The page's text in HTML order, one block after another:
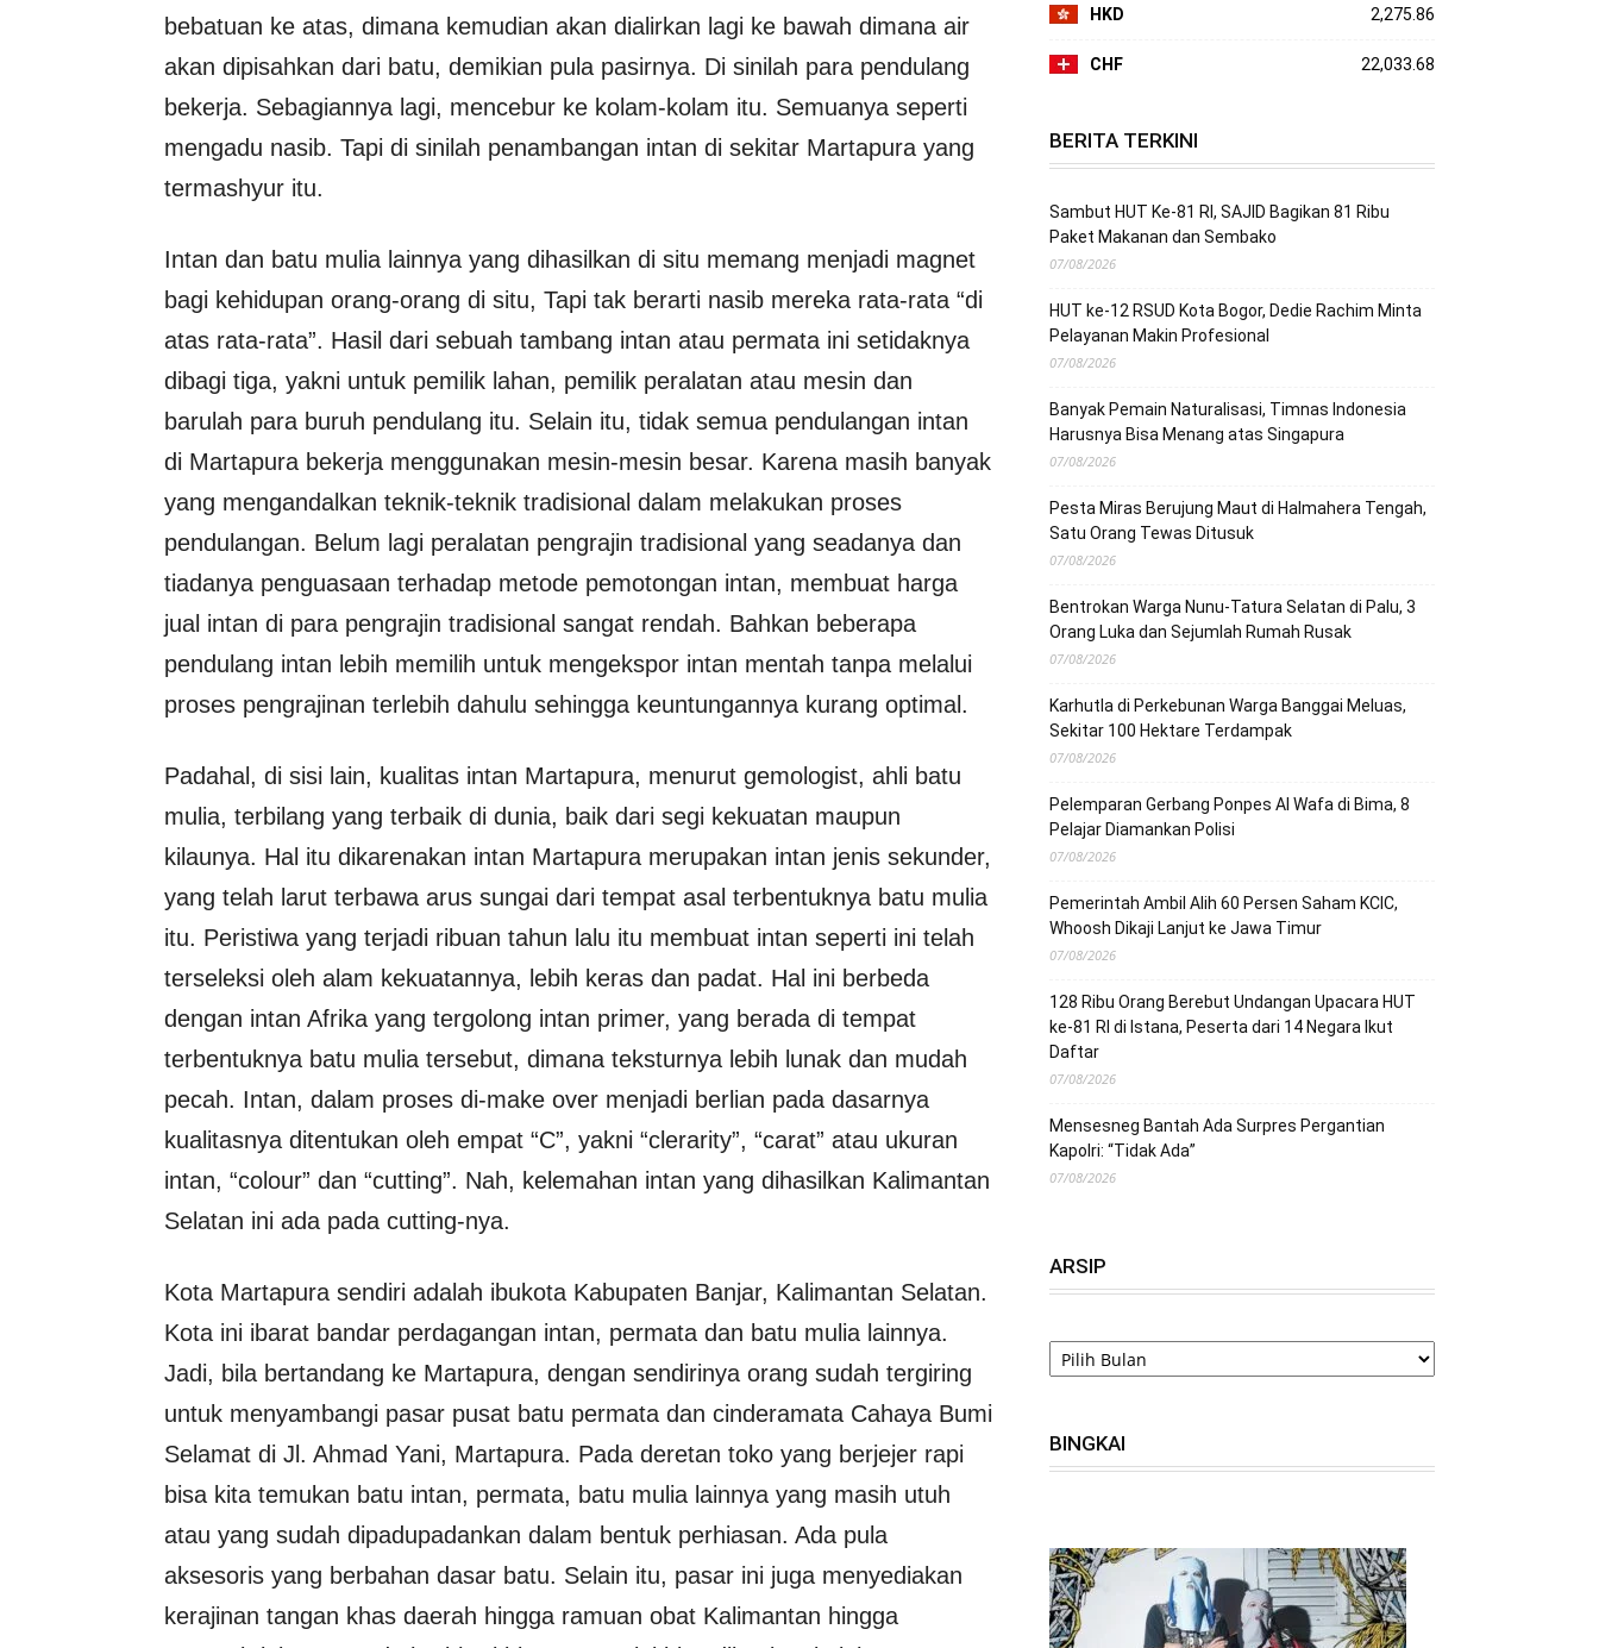
bebatuan ke atas, dimana kemudian akan dialirkan lagi ke bawah dimana air
akan dipisahkan dari batu, demikian pula pasirnya. Di sinilah para pendulang
bekerja. Sebagiannya lagi, mencebur ke kolam-kolam itu. Semuanya seperti
mengadu nasib. Tapi di sinilah penambangan intan di sekitar Martapura yang
termashyur itu.
Intan dan batu mulia lainnya yang dihasilkan di situ memang menjadi magnet
bagi kehidupan orang-orang di situ, Tapi tak berarti nasib mereka rata-rata “di
atas rata-rata”. Hasil dari sebuah tambang intan atau permata ini setidaknya
dibagi tiga, yakni untuk pemilik lahan, pemilik peralatan atau mesin dan
barulah para buruh pendulang itu. Selain itu, tidak semua pendulangan intan
di Martapura bekerja menggunakan mesin-mesin besar. Karena masih banyak
yang mengandalkan teknik-teknik tradisional dalam melakukan proses
pendulangan. Belum lagi peralatan pengrajin tradisional yang seadanya dan
tiadanya penguasaan terhadap metode pemotongan intan, membuat harga
jual intan di para pengrajin tradisional sangat rendah. Bahkan beberapa
pendulang intan lebih memilih untuk mengekspor intan mentah tanpa melalui
proses pengrajinan terlebih dahulu sehingga keuntungannya kurang optimal.
Padahal, di sisi lain, kualitas intan Martapura, menurut gemologist, ahli batu
mulia, terbilang yang terbaik di dunia, baik dari segi kekuatan maupun
kilaunya. Hal itu dikarenakan intan Martapura merupakan intan jenis sekunder,
yang telah larut terbawa arus sungai dari tempat asal terbentuknya batu mulia
itu. Peristiwa yang terjadi ribuan tahun lalu itu membuat intan seperti ini telah
terseleksi oleh alam kekuatannya, lebih keras dan padat. Hal ini berbeda
dengan intan Afrika yang tergolong intan primer, yang berada di tempat
terbentuknya batu mulia tersebut, dimana teksturnya lebih lunak dan mudah
pecah. Intan, dalam proses di-make over menjadi berlian pada dasarnya
kualitasnya ditentukan oleh empat “C”, yakni “clerarity”, “carat” atau ukuran
intan, “colour” dan “cutting”. Nah, kelemahan intan yang dihasilkan Kalimantan
Selatan ini ada pada cutting-nya.
Kota Martapura sendiri adalah ibukota Kabupaten Banjar, Kalimantan Selatan.
Kota ini ibarat bandar perdagangan intan, permata dan batu mulia lainnya.
Jadi, bila bertandang ke Martapura, dengan sendirinya orang sudah tergiring
untuk menyambangi pasar pusat batu permata dan cinderamata Cahaya Bumi
Selamat di Jl. Ahmad Yani, Martapura. Pada deretan toko yang berjejer rapi
bisa kita temukan batu intan, permata, batu mulia lainnya yang masih utuh
atau yang sudah dipadupadankan dalam bentuk perhiasan. Ada pula
aksesoris yang berbahan dasar batu. Selain itu, pasar ini juga menyediakan
kerajinan tangan khas daerah hingga ramuan obat Kalimantan hingga
HKD 2,275.86
CHF 22,033.68
BERITA TERKINI
Sambut HUT Ke-81 RI, SAJID Bagikan 81 Ribu
Paket Makanan dan Sembako
07/08/2026
HUT ke-12 RSUD Kota Bogor, Dedie Rachim Minta
Pelayanan Makin Profesional
07/08/2026
Banyak Pemain Naturalisasi, Timnas Indonesia
Harusnya Bisa Menang atas Singapura
07/08/2026
Pesta Miras Berujung Maut di Halmahera Tengah,
Satu Orang Tewas Ditusuk
07/08/2026
Bentrokan Warga Nunu-Tatura Selatan di Palu, 3
Orang Luka dan Sejumlah Rumah Rusak
07/08/2026
Karhutla di Perkebunan Warga Banggai Meluas,
Sekitar 100 Hektare Terdampak
07/08/2026
Pelemparan Gerbang Ponpes Al Wafa di Bima, 8
Pelajar Diamankan Polisi
07/08/2026
Pemerintah Ambil Alih 60 Persen Saham KCIC,
Whoosh Dikaji Lanjut ke Jawa Timur
07/08/2026
128 Ribu Orang Berebut Undangan Upacara HUT
ke-81 RI di Istana, Peserta dari 14 Negara Ikut
Daftar
07/08/2026
Mensesneg Bantah Ada Surpres Pergantian
Kapolri: “Tidak Ada”
07/08/2026
ARSIP
ARSIP
BINGKAI